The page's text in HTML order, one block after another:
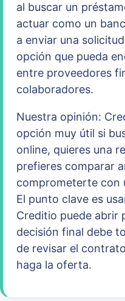
al buscar un
actuar como un
a enviar una
opción que pueda
entre proveedores
colaboradores.
Nuestra opinión:
opción muy útil si
online, quieres una
prefieres comparar
comprometerte con
El punto clave es
Creditio puede abrir
decisión final debe
de revisar el
haga la oferta.